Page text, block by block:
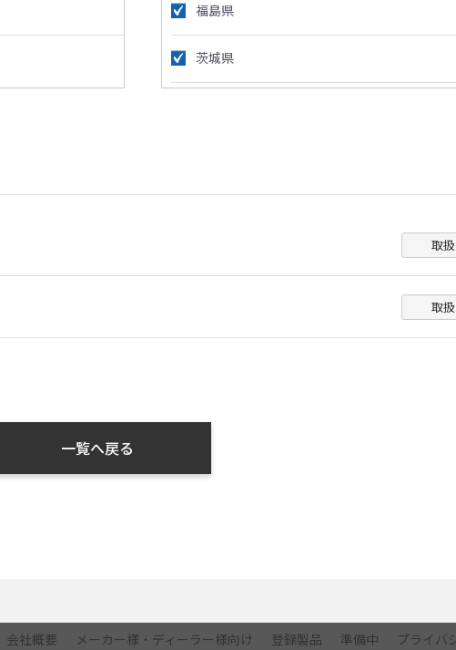
福島県
茨城県
埼玉県
神奈川県
石川県
長野県
取
取
一覧へ戻る
会社概要 メーカー様・ディーラー様向け 登録製品 準備中 プライバ